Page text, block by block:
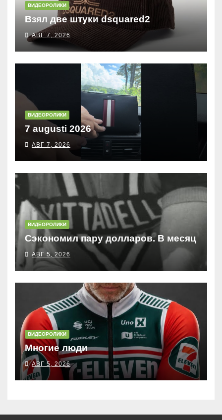
ВИДЕОРОЛИКИ
Взял две штуки dsquared2
АВГ 7, 2026
ВИДЕОРОЛИКИ
7 augusti 2026
АВГ 7, 2026
ВИДЕОРОЛИКИ
Сэкономил пару долларов. В месяц
АВГ 5, 2026
ВИДЕОРОЛИКИ
Многие люди
АВГ 5, 2026